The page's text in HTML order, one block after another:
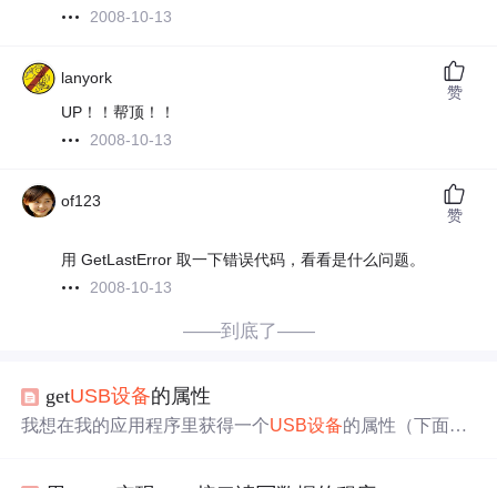
2008-10-13
lanyork
UP！！帮顶！！
2008-10-13
赞
of123
用 GetLastError 取一下错误代码，看看是什么问题。
2008-10-13
赞
——到底了——
getUSB设备的属性
我想在我的应用程序里获得一个USB设备的属性（下面是